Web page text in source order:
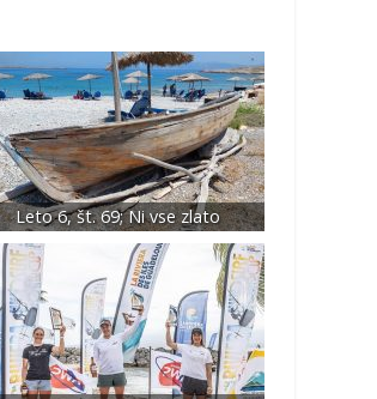
Leto 6, št. 69; Ni vse zlato